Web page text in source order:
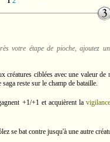
votre étape de pioche, ajoutez
créatures ciblées avec une valeur de
reste sur le champ de bataille.
+1/+1 et acquièrent la vigilance
se bat contre jusqu'à une autre